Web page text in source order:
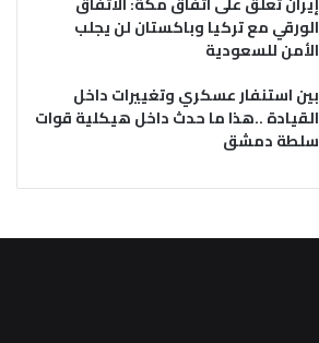
الورقي مع تركيا وباكستان لن يجلب
الأمن للسعودية
بين استنفار عسكري وتغييرات داخل
القيادة ..هذا ما حدث داخل هيكلية قوات
سلطة دمشق